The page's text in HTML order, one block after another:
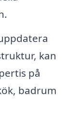
kan
på
badrum